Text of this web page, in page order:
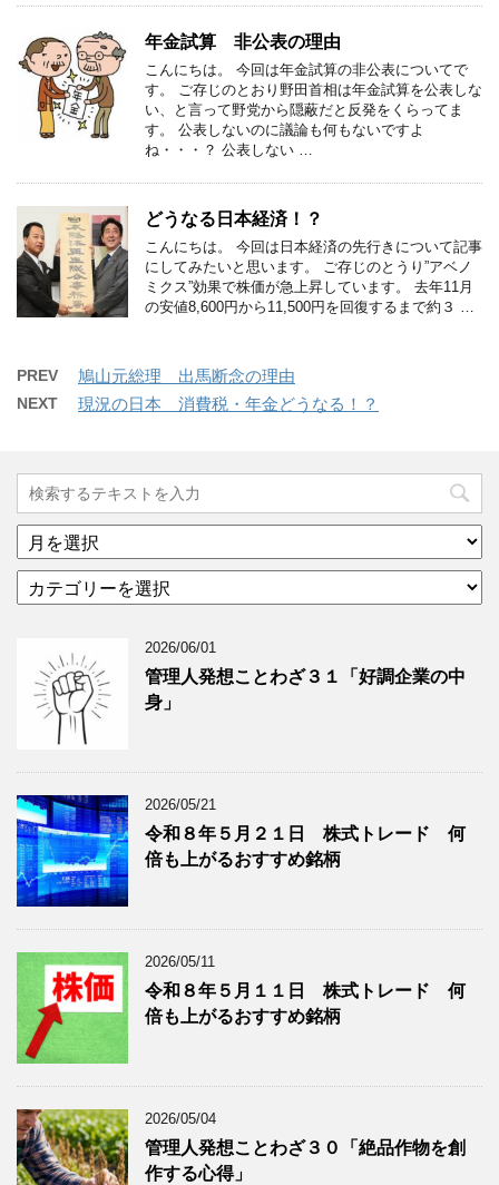
年金試算 非公表の理由
こんにちは。 今回は年金試算の非公表についてで
す。 ご存じのとおり野田首相は年金試算を公表しな
い、と言って野党から隠蔽だと反発をくらってま
す。 公表しないのに議論も何もないですよ
ね・・・？ 公表しない …
どうなる日本経済！？
こんにちは。 今回は日本経済の先行きについて記事
にしてみたいと思います。 ご存じのとうり”アベノ
ミクス”効果で株価が急上昇しています。 去年11月
の安値8,600円から11,500円を回復するまで約３ …
PREV 鳩山元総理 出馬断念の理由
NEXT 現況の日本 消費税・年金どうなる！？
ア
ー
イ
グ
記
事
を
表
示
テ
ー
グ
記
事
を
表
示
2026/06/01
管理人発想ことわざ３１「好調企業の中
身」
2026/05/21
令和８年５月２１日 株式トレード 何
倍も上がるおすすめ銘柄
2026/05/11
令和８年５月１１日 株式トレード 何
倍も上がるおすすめ銘柄
2026/05/04
管理人発想ことわざ３０「絶品作物を創
作する心得」